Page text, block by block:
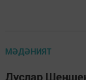
МӘДӘНИЯТ
Дуслар